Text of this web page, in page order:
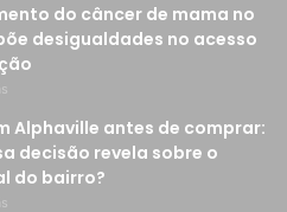
do câncer de mama no
desigualdades no acesso
Alphaville antes de comprar:
decisão revela sobre o
do bairro?